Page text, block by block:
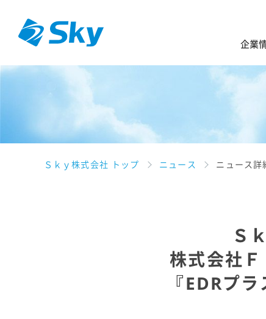
企業
Ｓｋｙ株式会社 トップ ニュース ニュース詳
Ｓ
株式会社Ｆ
『EDRプ